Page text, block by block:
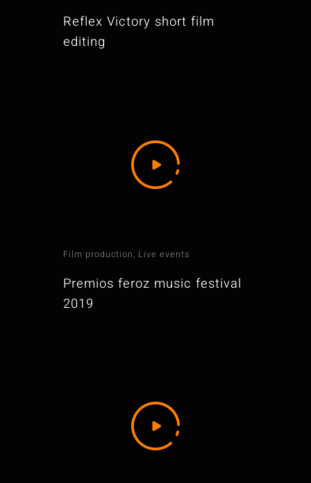
Reflex Victory short film
editing
Film production, Live events
Premios feroz music festival
2019